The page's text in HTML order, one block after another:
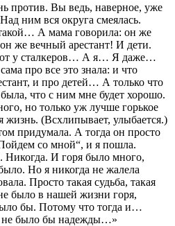
против. Вы ведь, наверное, уже
ним вся округа смеялась.
А мама говорила: он же
же вечный арестант! И дети.
у сталкеров… А я… Я даже…
про все это знала: и что
и про детей… А только что
что с ним мне будет хорошо.
но только уж лучше горькое
жизнь. (Всхлипывает, улыбается.)
придумала. А тогда он просто
со мной“, и я пошла.
Никогда. И горя было много,
Но я никогда не жалела
Просто такая судьба, такая
было в нашей жизни горя,
бы. Потому что тогда и…
не было бы надежды…»